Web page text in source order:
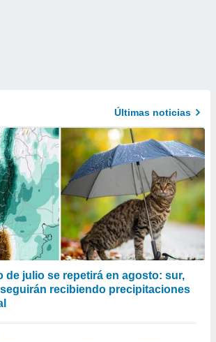
Últimas noticias
de julio se repetirá en agosto: sur,
recibiendo precipitaciones